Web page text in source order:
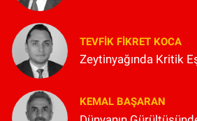
TEVFIK FIKRET KOCA
Zeytinyağında Kritik
KEMAL BAŞARAN